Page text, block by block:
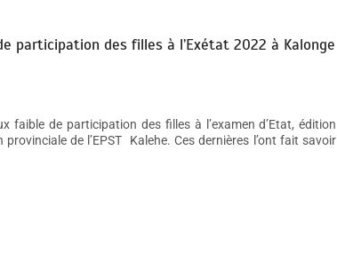
participation des filles à l’Exétat 2022 à Kalonge
faible de participation des filles à l’examen d’Etat, édition
de l’EPST Kalehe. Ces dernières l’ont fait savoir